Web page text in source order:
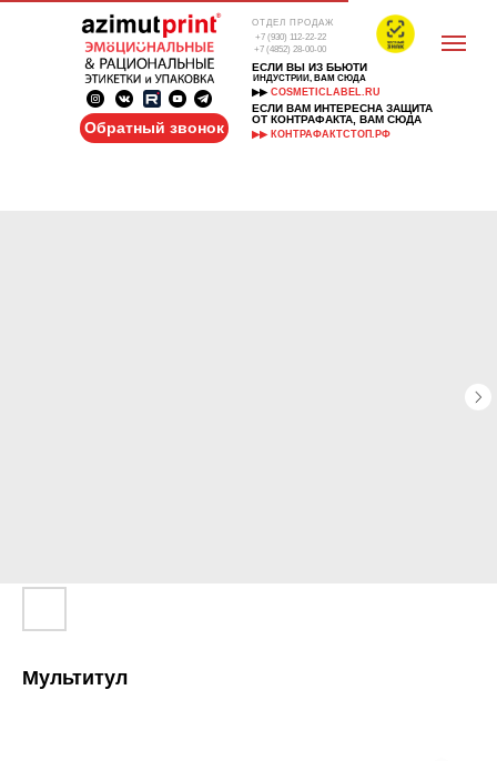
+7 (4852) 28-00-00
Обратный звонок
+7 (930) 112-22-22
ОТДЕЛ ПРОДАЖ
ИНДУСТРИИ, ВАМ СЮДА
ЕСЛИ ВЫ ИЗ БЬЮТИ
▶▶ COSMETICLABEL.RU
ЕСЛИ ВАМ ИНТЕРЕСНА ЗАЩИТА
ОТ КОНТРАФАКТА, ВАМ СЮДА
▶▶ КОНТРАФАКТСТОП.РФ
Мультитул